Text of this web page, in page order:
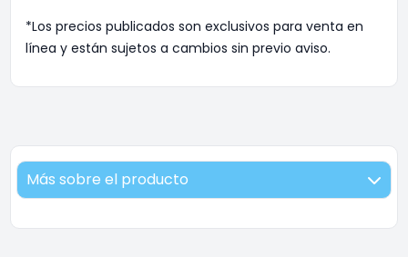
*Los precios publicados son exclusivos para venta en
línea y están sujetos a cambios sin previo aviso.
Más sobre el producto